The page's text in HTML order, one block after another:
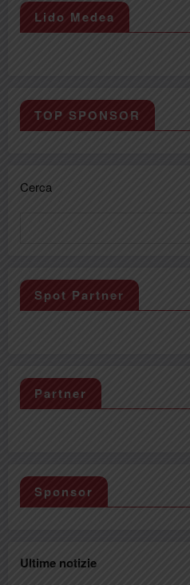
Lido Medea
TOP SPONSOR
Cerca
Spot Partner
Partner
Sponsor
Ultime notizie